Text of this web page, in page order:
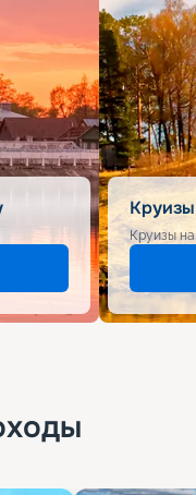
Круизы